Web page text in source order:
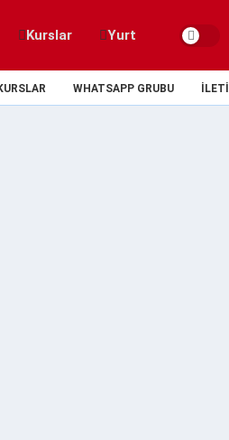
Kurslar Yurt
WHATSAPP GRUBU